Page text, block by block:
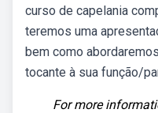
curso de capelania
teremos uma
bem como
tocante à sua função/
For more